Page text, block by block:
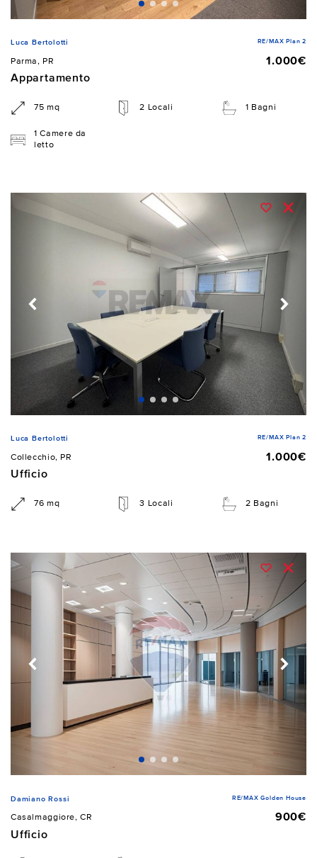
Luca Bertolotti RE/MAX Plan 2
Parma, PR
1.000€
Appartamento
75 mq 2 Locali 1 Bagni
1 Camere da
letto
Luca Bertolotti RE/MAX Plan 2
Collecchio, PR
1.000€
Ufficio
76 mq 3 Locali 2 Bagni
Damiano Rossi RE/MAX Golden House
Casalmaggiore, CR
900€
Ufficio